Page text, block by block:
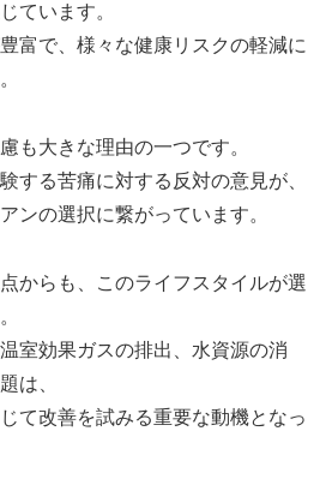
ています。
富で、様々な健康リスクの軽減に
も大きな理由の一つです。
する苦痛に対する反対の意見が、
ンの選択に繋がっています。
からも、このライフスタイルが選
室効果ガスの排出、水資源の消
は、
て改善を試みる重要な動機となっ